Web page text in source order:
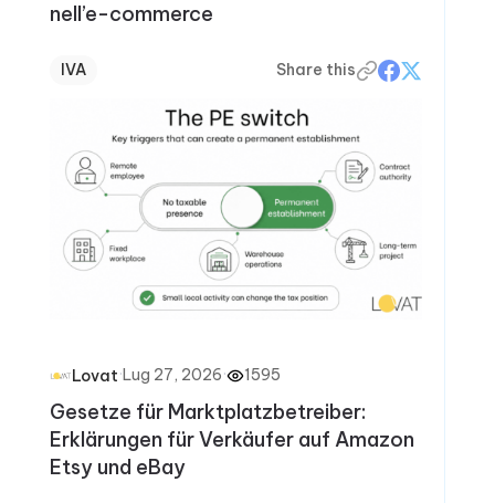
nell’e-commerce
IVA Share this
Lovat·Lug 27, 2026· 1595
Gesetze für Marktplatzbetreiber:
Erklärungen für Verkäufer auf Amazon
Etsy und eBay